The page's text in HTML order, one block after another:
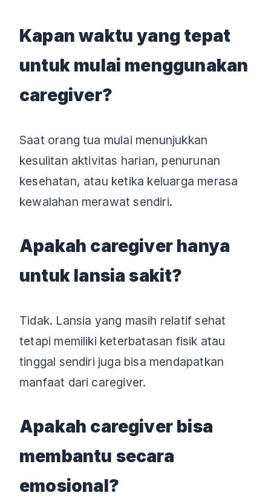
Kapan waktu yang tepat
untuk mulai menggunakan
caregiver?
Saat orang tua mulai menunjukkan
kesulitan aktivitas harian, penurunan
kesehatan, atau ketika keluarga merasa
kewalahan merawat sendiri.
Apakah caregiver hanya
untuk lansia sakit?
Tidak. Lansia yang masih relatif sehat
tetapi memiliki keterbatasan fisik atau
tinggal sendiri juga bisa mendapatkan
manfaat dari caregiver.
Apakah caregiver bisa
membantu secara
emosional?